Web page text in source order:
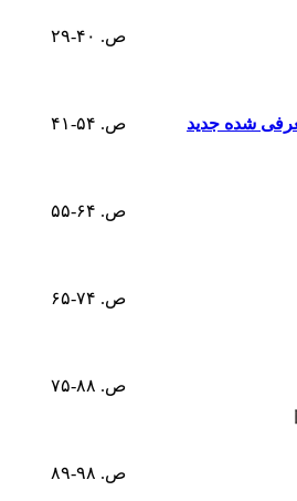
ص. ۴۰-۲۹
شده جدید
ص. ۵۴-۴۱
ص. ۶۴-۵۵
ص. ۷۴-۶۵
ص. ۸۸-۷۵
ص. ۹۸-۸۹